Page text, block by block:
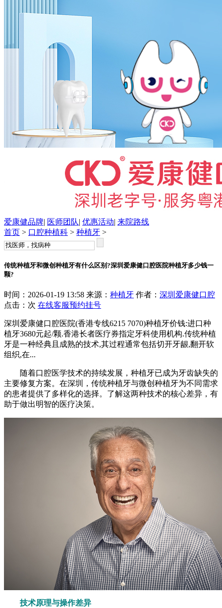
爱康健品牌| 医师团队| 优惠活动| 来院路线
首页 > 口腔种植科 > 种植牙 >
传统种植牙和微创种植牙有什么区别?深圳爱康健口腔医院种植牙多少钱一
颗?
时间：2026-01-19 13:58 来源： 种植牙 作者： 深圳爱康健口腔
点击： 次 在线客服预约挂号
深圳爱康健口腔医院(香港专线6215 7070)种植牙价钱:进口种
植牙3680元起/颗.香港长者医疗券指定牙科使用机构.传统种植
牙是一种经典且成熟的技术,其过程通常包括切开牙龈,翻开软
组织,在...
随着口腔医学技术的持续发展，种植牙已成为牙齿缺失的
主要修复方案。在深圳，传统种植牙与微创种植牙为不同需求
的患者提供了多样化的选择。了解这两种技术的核心差异，有
助于做出明智的医疗决策。
技术原理与操作差异